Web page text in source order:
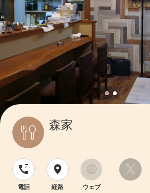
森家
電話 経路 ウェブ